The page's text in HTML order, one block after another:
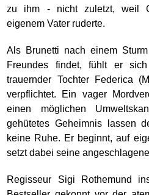
zu ihm - nicht zuletzt, weil
eigenem Vater ruderte.
Als Brunetti nach einem
Freundes findet, fühlt er
trauernder Tochter Federica
verpflichtet. Ein vager
einen möglichen
gehütetes Geheimnis lassen
keine Ruhe. Er beginnt, auf
setzt dabei seine
Regisseur Sigi Rothemund